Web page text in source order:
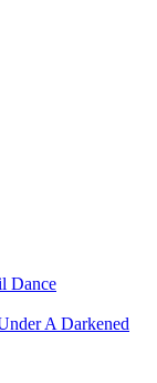
Dance
A Darkened